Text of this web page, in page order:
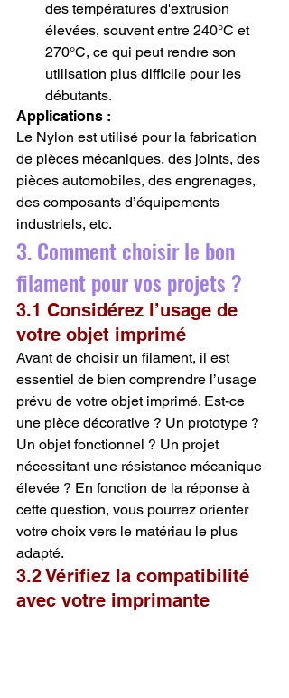
des températures d'extrusion
élevées, souvent entre 240°C et
270°C, ce qui peut rendre son
utilisation plus difficile pour les
débutants.
Applications :
Le Nylon est utilisé pour la fabrication
de pièces mécaniques, des joints, des
pièces automobiles, des engrenages,
des composants d’équipements
industriels, etc.
3. Comment choisir le bon
filament pour vos projets ?
3.1 Considérez l’usage de
votre objet imprimé
Avant de choisir un filament, il est
essentiel de bien comprendre l’usage
prévu de votre objet imprimé. Est-ce
une pièce décorative ? Un prototype ?
Un objet fonctionnel ? Un projet
nécessitant une résistance mécanique
élevée ? En fonction de la réponse à
cette question, vous pourrez orienter
votre choix vers le matériau le plus
adapté.
3.2 Vérifiez la compatibilité
avec votre imprimante